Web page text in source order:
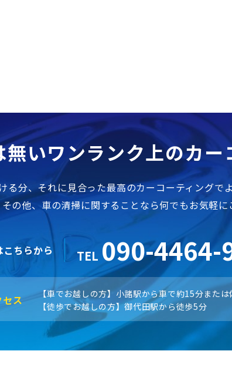
いワンランク上のカー
る分、それに見合った最高のカーコーティングで
その他、車の清掃に関することなら何でもお気軽に
こちらから TEL 090-4464-
セス
【車でお越しの方】小諸駅から車で約15分また
【徒歩でお越しの方】御代田駅から徒歩5分